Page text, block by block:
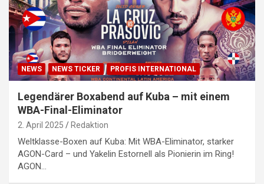
NEWS NEWS TICKER PROFIS INTERNATIONAL
Legendärer Boxabend auf Kuba – mit einem
WBA-Final-Eliminator
2. April 2025 Redaktion
Weltklasse-Boxen auf Kuba: Mit WBA-Eliminator, starker
AGON-Card – und Yakelin Estornell als Pionierin im Ring!
AGON…